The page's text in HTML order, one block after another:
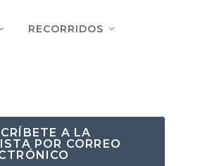
RECORRIDOS
A LA
POR CORREO